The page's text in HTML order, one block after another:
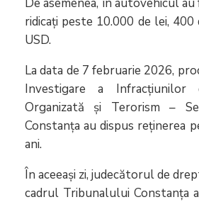
ridicați peste 10.000 de lei,
USD.
La data de 7 februarie 2026,
Investigare a Infracțiunilor
Organizată și Terorism –
Constanța au dispus reținerea
ani.
În aceeași zi, judecătorul de
cadrul Tribunalului Constanța